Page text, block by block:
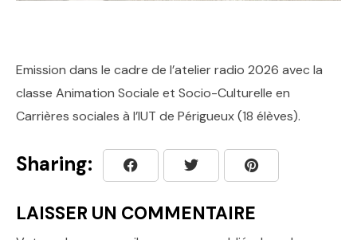
Emission dans le cadre de l’atelier radio 2026 avec la
classe Animation Sociale et Socio-Culturelle en
Carrières sociales à l’IUT de Périgueux (18 élèves).
Sharing:
LAISSER UN COMMENTAIRE